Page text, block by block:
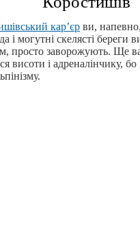
кар’єр ви,
і могутні скелясті береги
просто заворожують. Ще
висоти і адреналінчику,